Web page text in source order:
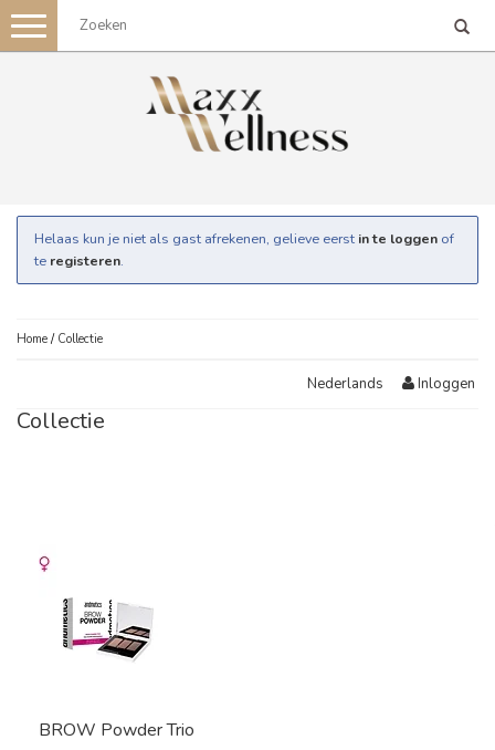
Toggle
navigation
Helaas kun je niet als gast afrekenen, gelieve eerst in te loggen of
te registeren.
Home / Collectie
Nederlands Inloggen
Collectie
BROW Powder Trio